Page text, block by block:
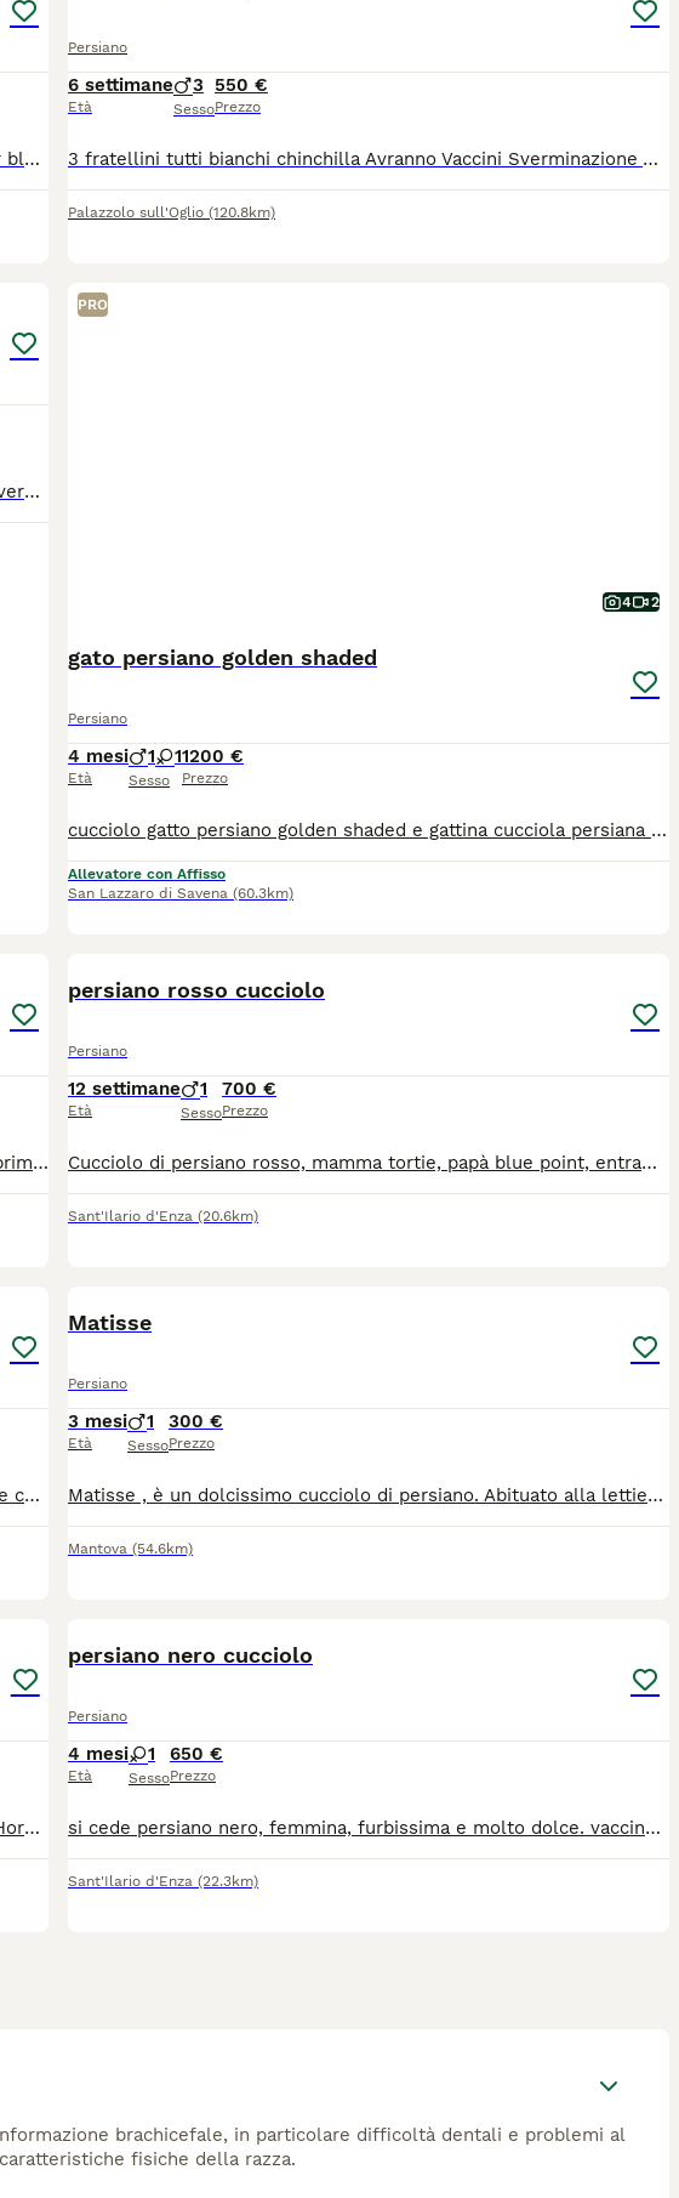
Cuccioli di razza persiana maschi e femmine di colore bicolour black and white con carattere meraviglioso disponibili a partire da 3 luglio. Con la doppia sverminazione doppio vaccino, passaggio di proprietà, Pedigree Anfi. Per qualsiasi domanda contattatemi.
Persiano
6 settimane
Età
3
Sesso
550 €
Prezzo
3 fratellini tutti bianchi chinchilla Avranno Vaccini Sverminazione Visite frequenti dal veterinario Microchip Test fiv, felv e pkd genitori negativi Abituati alla lettiera Carattere dolcissimo
Palazzolo sull'Oglio (120.8km)
3 sorelline chinchilla 2 Brown tabby 1 calico Avranno Vaccini Sverminazione Visite frequenti dal veterinario Microchip Test fiv, felv e pkd genitori negativi Abituati alla lettiera Carattere dolcissimo
PRO
4 2
gato persiano golden shaded
Persiano
4 mesi
Età
1 1
Sesso
1200 €
Prezzo
cucciolo gatto persiano golden shaded e gattina cucciola persiana golden shaded da prestigioso allevamento , pedigree Anfi gatti nati il 17 marzo 2026 sono sottoposti a controlli sanitari trattamenti anti funghi pulci e vermi i genitori sono testati contro le principali malattie mangiano cibo di qualità ed integratori . seguiamo le famiglie che prendono i ns gatti durante tutta la vita del micio per indicazioni su alimentazione e condigli di gestione e sanitari. Non fatevi fuor viare da chi cede senza vaccini ne controlli sanitari i gatti vanno tenuti bene e curati e ci insegneremo come farlo al meglio. Pluriennale esperienza , gatti figli di campioni da esposizione pluripremiati
Allevatore con Affisso
San Lazzaro di Savena (60.3km)
Vendo cuccioli di gatto persiano Si cedono già sverminati con prima vaccinazione fatta e libretto sanitario Sono già abituati alla lettiera e a mangiare da soli Il prezzo è trattabile
persiano rosso cucciolo
Persiano
12 settimane
Età
1
Sesso
700 €
Prezzo
Cucciolo di persiano rosso, mamma tortie, papà blue point, entrambi visibili con test pkd e fiv/felv. maschio , vivace coccolone in perfetta salute (sono 3 fratelli). Nato il 15/05/26
Sant'Ilario d'Enza (20.6km)
Hegrid, Albus, Fred, George e Minerva cercano casa! Disponibile cucciolata di cinque gattini persiani nati il 11/06. Quattro maschietti ed una femminuccia, verranno ceduti a compimento dell'età adeguata con doppia vaccinazione, sverminazione e libretto sanitario in regola. Genitori visibili e testati FIV/FELV negativi. Crescono liberi in ambiente familiare, ben socializzati e a contatto con altri animali. Per venirli a conoscere, per informazioni o altre foto e/o video non esitate a contattarmi al 3519782275 tramite WHATSAPP.
Matisse
Persiano
3 mesi
Età
1
Sesso
300 €
Prezzo
Matisse , è un dolcissimo cucciolo di persiano. Abituato alla lettiera e al tiragraffi. Cresciuto in ambiente domestico con la mamma e i fratellini. Si cede sverminato,vaccinato e svezzato
Mantova (54.6km)
1 maschietto e 1 femminuccia Figli dei nostri amatissimi papà Horus (persiano chincillà golden con pedigree) e mamma Udja (persiano tuxedo)Nati il 22 marzo, crescono in casa con noi come veri figli, tra coccole, giochi e tantissimo contatto umano Sono micetti dolcissimi, equilibrati e super coccoloni, già abituati alla lettiera e svezzati a 35 giorni. Cresciuti esclusivamente in ambiente domestico Abituati alle persone e alla vita in famiglia Carattere dolce e affettuoso Cedibili sverminati, vaccinati, non prima dei 2 mesi e mezzo, per rispettare i loro tempi di crescita
persiano nero cucciolo
Persiano
4 mesi
Età
1
Sesso
650 €
Prezzo
si cede persiano nero, femmina, furbissima e molto dolce. vaccinata sverminata con trattamento antipulci. Genitori testati fiv/felv pkd visibili.
Sant'Ilario d'Enza (22.3km)
brachicefale, in particolare difficoltà dentali e problemi al
fisiche della razza.